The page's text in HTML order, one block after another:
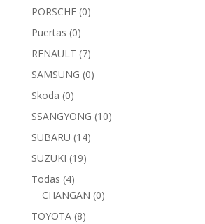
PORSCHE (0)
Puertas (0)
RENAULT (7)
SAMSUNG (0)
Skoda (0)
SSANGYONG (10)
SUBARU (14)
SUZUKI (19)
Todas (4)
CHANGAN (0)
TOYOTA (8)